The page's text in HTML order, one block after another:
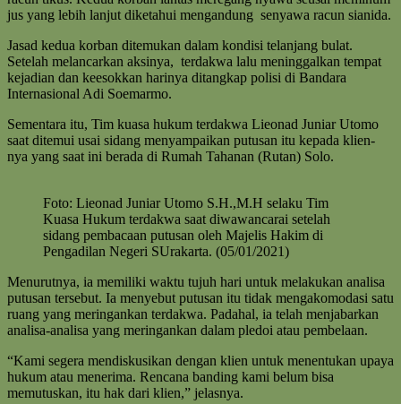
jus yang lebih lanjut diketahui mengandung senyawa racun sianida.
Jasad kedua korban ditemukan dalam kondisi telanjang bulat.
Setelah melancarkan aksinya, terdakwa lalu meninggalkan tempat
kejadian dan keesokkan harinya ditangkap polisi di Bandara
Internasional Adi Soemarmo.
Sementara itu, Tim kuasa hukum terdakwa Lieonad Juniar Utomo
saat ditemui usai sidang menyampaikan putusan itu kepada klien-
nya yang saat ini berada di Rumah Tahanan (Rutan) Solo.
Foto: Lieonad Juniar Utomo S.H.,M.H selaku Tim
Kuasa Hukum terdakwa saat diwawancarai setelah
sidang pembacaan putusan oleh Majelis Hakim di
Pengadilan Negeri SUrakarta. (05/01/2021)
Menurutnya, ia memiliki waktu tujuh hari untuk melakukan analisa
putusan tersebut. Ia menyebut putusan itu tidak mengakomodasi satu
ruang yang meringankan terdakwa. Padahal, ia telah menjabarkan
analisa-analisa yang meringankan dalam pledoi atau pembelaan.
“Kami segera mendiskusikan dengan klien untuk menentukan upaya
hukum atau menerima. Rencana banding kami belum bisa
memutuskan, itu hak dari klien,” jelasnya.